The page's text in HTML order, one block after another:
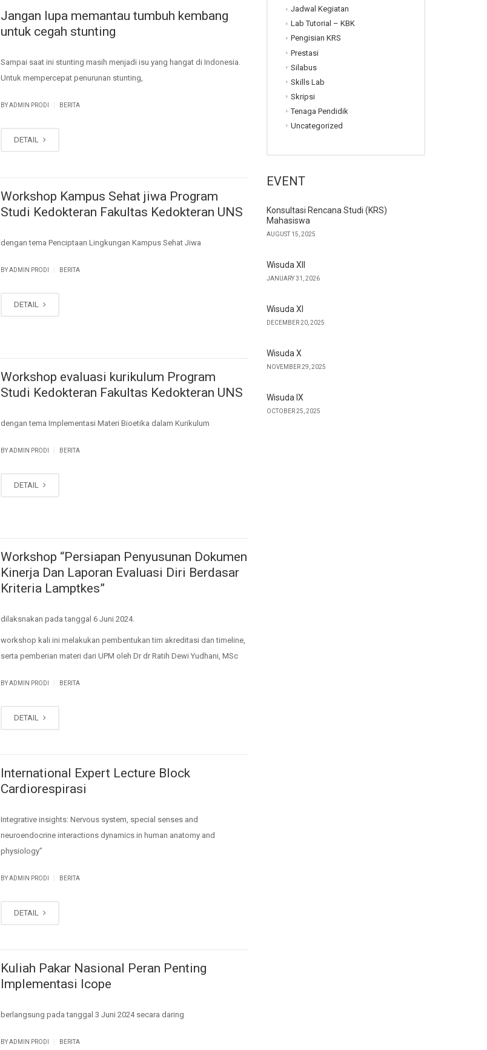
Jangan lupa memantau tumbuh kembang
untuk cegah stunting
Sampai saat ini stunting masih menjadi isu yang hangat di Indonesia.
Untuk mempercepat penurunan stunting,
BY ADMIN PRODI BERITA
DETAIL
Workshop Kampus Sehat jiwa Program
Studi Kedokteran Fakultas Kedokteran UNS
dengan tema Penciptaan Lingkungan Kampus Sehat Jiwa
BY ADMIN PRODI BERITA
DETAIL
Workshop evaluasi kurikulum Program
Studi Kedokteran Fakultas Kedokteran UNS
dengan tema Implementasi Materi Bioetika dalam Kurikulum
BY ADMIN PRODI BERITA
DETAIL
Workshop “Persiapan Penyusunan Dokumen
Kinerja Dan Laporan Evaluasi Diri Berdasar
Kriteria Lamptkes”
dilaksnakan pada tanggal 6 Juni 2024.
workshop kali ini melakukan pembentukan tim akreditasi dan timeline,
serta pemberian materi dari UPM oleh Dr dr Ratih Dewi Yudhani, MSc
BY ADMIN PRODI BERITA
DETAIL
International Expert Lecture Block
Cardiorespirasi
Integrative insights: Nervous system, special senses and
neuroendocrine interactions dynamics in human anatomy and
physiology”
BY ADMIN PRODI BERITA
DETAIL
Kuliah Pakar Nasional Peran Penting
Implementasi Icope
berlangsung pada tanggal 3 Juni 2024 secara daring
BY ADMIN PRODI BERITA
Jadwal Kegiatan
Lab Tutorial – KBK
Pengisian KRS
Prestasi
Silabus
Skills Lab
Skripsi
Tenaga Pendidik
Uncategorized
EVENT
Konsultasi Rencana Studi (KRS)
Mahasiswa
AUGUST 15, 2025
Wisuda XII
JANUARY 31, 2026
Wisuda XI
DECEMBER 20, 2025
Wisuda X
NOVEMBER 29, 2025
Wisuda IX
OCTOBER 25, 2025